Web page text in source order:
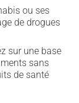
ou ses
de drogues
sur une base
sans
de santé